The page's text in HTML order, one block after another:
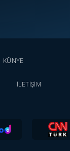
KÜNYE
İLETİŞİM